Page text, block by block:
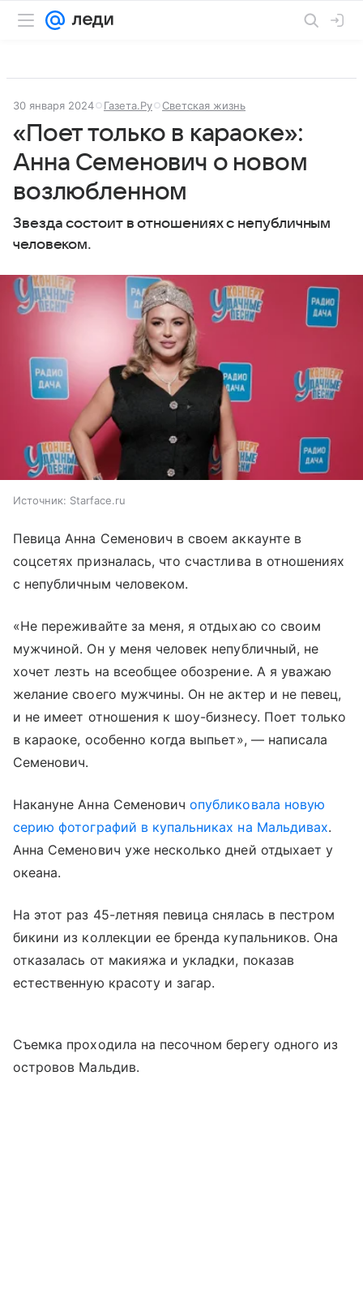
30 января 2024 Газета.Ру Светская жизнь
«Поет только в караоке»:
Анна Семенович о новом
возлюбленном
Звезда состоит в отношениях с непубличным
человеком.
Источник: Starface.ru
Певица Анна Семенович в своем аккаунте в
соцсетях призналась, что счастлива в отношениях
с непубличным человеком.
«Не переживайте за меня, я отдыхаю со своим
мужчиной. Он у меня человек непубличный, не
хочет лезть на всеобщее обозрение. А я уважаю
желание своего мужчины. Он не актер и не певец,
и не имеет отношения к шоу-бизнесу. Поет только
в караоке, особенно когда выпьет», — написала
Семенович.
Накануне Анна Семеновичопубликовала новую
серию фотографий в купальниках на Мальдивах.
Анна Семенович уже несколько дней отдыхает у
океана.
На этот раз 45-летняя певица снялась в пестром
бикини из коллекции ее бренда купальников. Она
отказалась от макияжа и укладки, показав
естественную красоту и загар.
Съемка проходила на песочном берегу одного из
островов Мальдив.